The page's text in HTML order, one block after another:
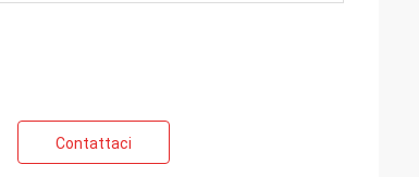
Contattaci